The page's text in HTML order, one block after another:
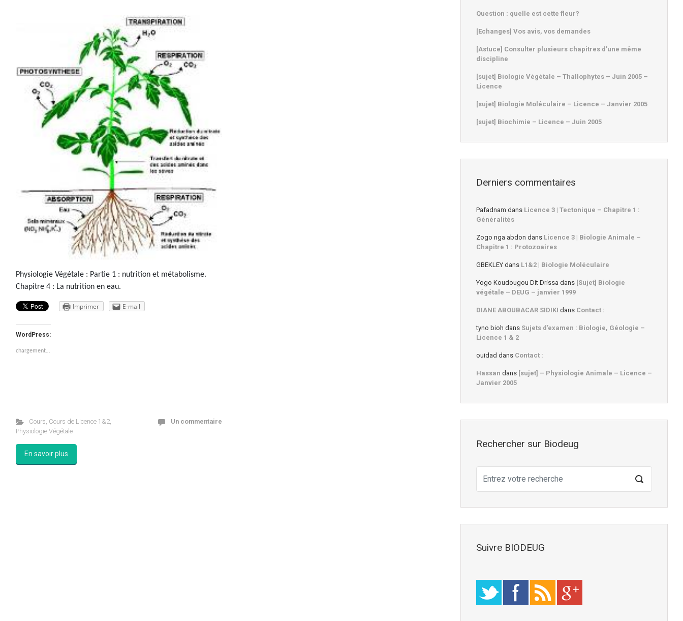
Physiologie Végétale : Partie 1 : nutrition et métabolisme.
Chapitre 4 : La nutrition en eau.
Imprimer E-mail
WordPress:
chargement…
Cours, Cours de Licence 1&2,
Physiologie Végétale
Un commentaire
En savoir plus
Question : quelle est cette fleur?
[Echanges] Vos avis, vos demandes
[Astuce] Consulter plusieurs chapitres d’une même
discipline
[sujet] Biologie Végétale – Thallophytes – Juin 2005 –
Licence
[sujet] Biologie Moléculaire – Licence – Janvier 2005
[sujet] Biochimie – Licence – Juin 2005
Derniers commentaires
Pafadnam dans Licence 3 | Tectonique – Chapitre 1 :
Généralités
Zogo nga abdon dans Licence 3 | Biologie Animale –
Chapitre 1 : Protozoaires
GBEKLEY dans L1&2 | Biologie Moléculaire
Yogo Koudougou Dit Drissa dans [Sujet] Biologie
végétale – DEUG – janvier 1999
DIANE ABOUBACAR SIDIKI dans Contact :
tyno bioh dans Sujets d’examen : Biologie, Géologie –
Licence 1 & 2
ouidad dans Contact :
Hassan dans [sujet] – Physiologie Animale – Licence –
Janvier 2005
Rechercher sur Biodeug
Suivre BIODEUG